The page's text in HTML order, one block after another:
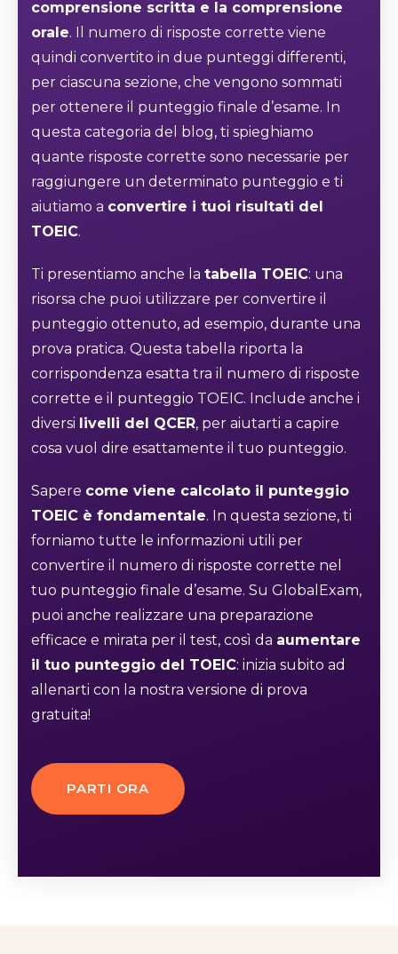
comprensione scritta e la comprensione
orale. Il numero di risposte corrette viene
quindi convertito in due punteggi differenti,
per ciascuna sezione, che vengono sommati
per ottenere il punteggio finale d’esame. In
questa categoria del blog, ti spieghiamo
quante risposte corrette sono necessarie per
raggiungere un determinato punteggio e ti
aiutiamo a convertire i tuoi risultati del
TOEIC.
Ti presentiamo anche la tabella TOEIC: una
risorsa che puoi utilizzare per convertire il
punteggio ottenuto, ad esempio, durante una
prova pratica. Questa tabella riporta la
corrispondenza esatta tra il numero di risposte
corrette e il punteggio TOEIC. Include anche i
diversi livelli del QCER, per aiutarti a capire
cosa vuol dire esattamente il tuo punteggio.
Sapere come viene calcolato il punteggio
TOEIC è fondamentale. In questa sezione, ti
forniamo tutte le informazioni utili per
convertire il numero di risposte corrette nel
tuo punteggio finale d’esame. Su GlobalExam,
puoi anche realizzare una preparazione
efficace e mirata per il test, così da aumentare
il tuo punteggio del TOEIC: inizia subito ad
allenarti con la nostra versione di prova
gratuita!
PARTI ORA